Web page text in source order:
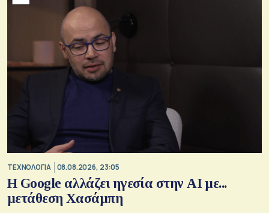
ΤΕΧΝΟΛΟΓΙΑ 08.08.2026, 23:05
Η Google αλλάζει ηγεσία στην AI με...
μετάθεση Χασάμπη